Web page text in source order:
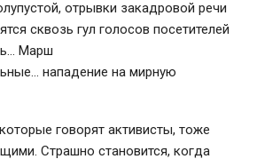
отрывки закадровой речи
сквозь гул голосов посетителей
Марш
нападение на мирную
говорят активисты, тоже
Страшно становится, когда